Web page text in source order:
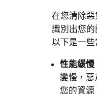
在您清除
識別出您的
以下是一些
性能緩慢
變慢，惡
您的資源